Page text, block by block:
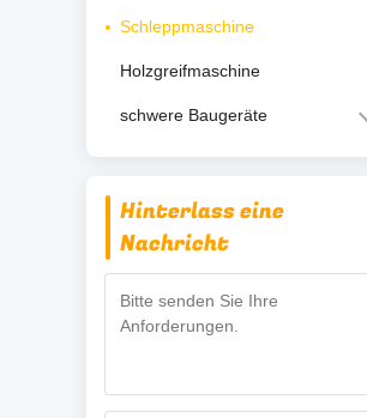
Schleppmaschine
Holzgreifmaschine
schwere Baugeräte
Hinterlass eine
Nachricht